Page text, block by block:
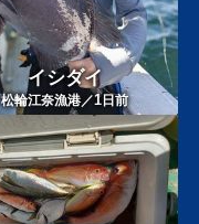
イシダイ
松輪江奈漁港／1 日前